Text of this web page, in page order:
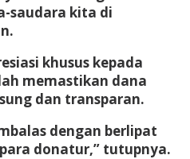
saudara kita di
khusus kepada
memastikan dana
dan transparan.
dengan berlipat
donatur,” tutupnya.